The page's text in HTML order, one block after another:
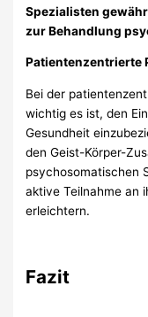
Spezialisten
zur Behandlung
Patientenzentrierte
Bei der
wichtig es ist, den
Gesundheit
den Geist-Körper-
psychosomatischen
aktive Teilnahme an
erleichtern.
Fazit